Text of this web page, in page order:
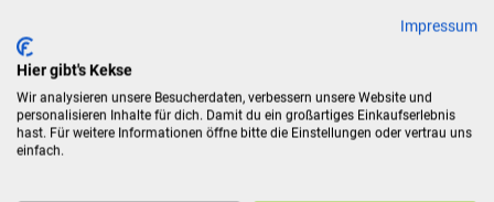
Produktidentifikation
Dokumente
Impressum
Hier gibt's Kekse
Wir analysieren unsere Besucherdaten, verbessern unsere Website und
personalisieren Inhalte für dich. Damit du ein großartiges Einkaufserlebnis
hast. Für weitere Informationen öffne bitte die Einstellungen oder vertrau uns
einfach.